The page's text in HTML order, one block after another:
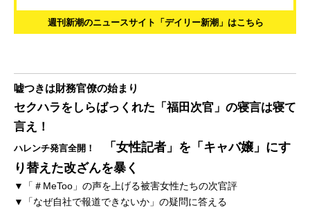
週刊新潮のニュースサイト「デイリー新潮」はこちら
嘘つきは財務官僚の始まり
セクハラをしらばっくれた「福田次官」の寝言は寝て
言え！
ハレンチ発言全開！
「女性記者」を「キャバ嬢」にす
り替えた改ざんを暴く
▼「＃MeToo」の声を上げる被害女性たちの次官評
▼「なぜ自社で報道できないか」の疑問に答える